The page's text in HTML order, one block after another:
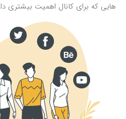
هایی که برای کانال اهمیت بیشتری